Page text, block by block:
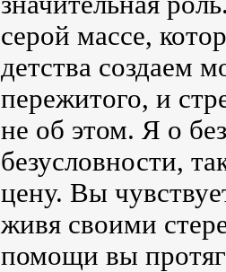
серой массе,
детства создаем
пережитого, и
не об этом. Я о
безусловности,
цену. Вы
живя своими
помощи вы